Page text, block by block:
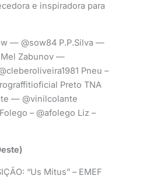
e inspiradora para
— @sow84 P.P.Silva —
Mel Zabunov —
Pneu –
Preto TNA
— @vinilcolante
– @afolego Liz –
“Us Mitus” – EMEF